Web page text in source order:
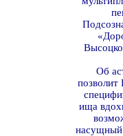
Об
позволит
ища
насущный